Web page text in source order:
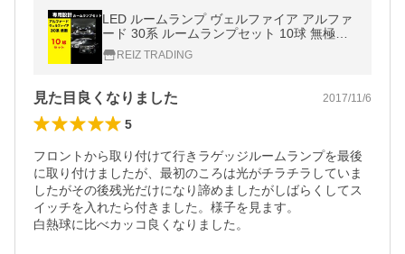
LED ルームランプ ヴェルファイア アルファ
ード 30系 ルームランプセット 10球 無極性
純正球と取り替えるだけ
REIZ TRADING
見た目良くなりました 2017/11/6
5
フロントから取り付けて行きラゲッジルームランプを最後
に取り付けましたが、最初のころは光がチラチラしていま
したがその後残光だけになり諦めましたがしばらくしてス
イッチを入れたら付きました。様子を見ます。
白熱球に比べカッコ良くなりました。